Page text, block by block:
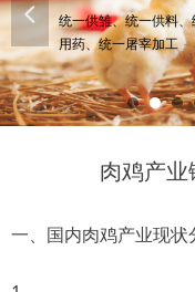
统一供雏、统一供料
用药、统一屠宰加工
넳
肉鸡产
一、国内肉鸡产业现状